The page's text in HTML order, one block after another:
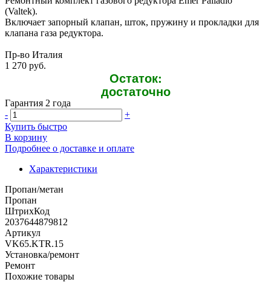
(Valtek).
Включает запорный клапан, шток, пружину и прокладки для
клапана газа редуктора.
Пр-во Италия
1 270 руб.
Остаток:
достаточно
Гарантия 2 года
-
+
Купить быстро
В корзину
Подробнее о доставке и оплате
Характеристики
Пропан/метан
Пропан
ШтрихКод
2037644879812
Артикул
VK65.KTR.15
Установка/ремонт
Ремонт
Похожие товары